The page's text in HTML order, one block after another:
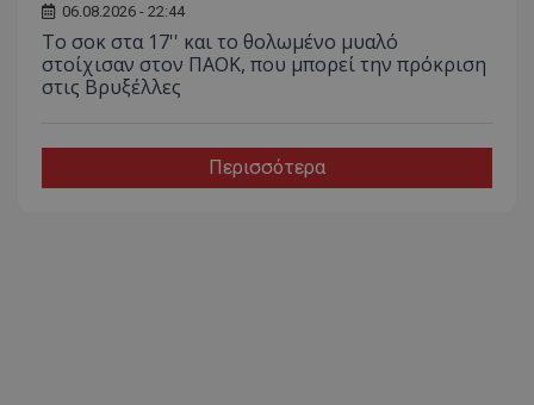
06.08.2026 - 22:44
Το σοκ στα 17'' και το θολωμένο μυαλό
στοίχισαν στον ΠΑΟΚ, που μπορεί την πρόκριση
στις Βρυξέλλες
Περισσότερα